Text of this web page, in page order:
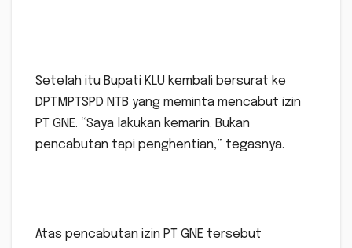
Setelah itu Bupati KLU kembali bersurat ke
DPTMPTSPD NTB yang meminta mencabut izin
PT GNE. “Saya lakukan kemarin. Bukan
pencabutan tapi penghentian,” tegasnya.
Atas pencabutan izin PT GNE tersebut